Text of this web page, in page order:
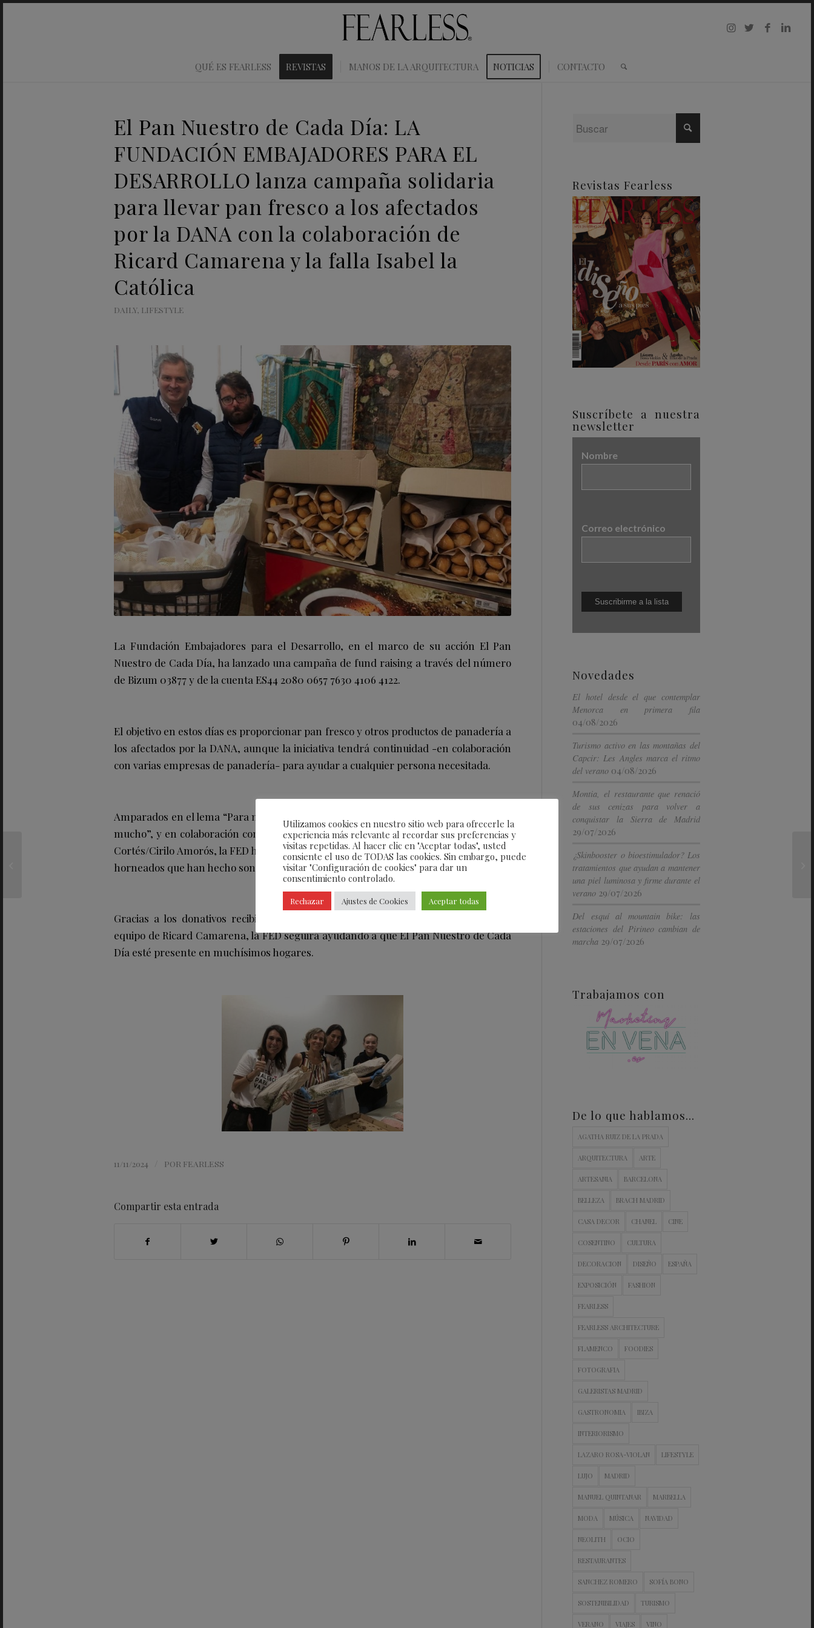
QUÉ ES FEARLESS REVISTAS MANOS DE LA ARQUITECTURA NOTICIAS CONTACTO
El Pan Nuestro de Cada Día: LA
FUNDACIÓN EMBAJADORES PARA EL
DESARROLLO lanza campaña solidaria
para llevar pan fresco a los afectados
por la DANA con la colaboración de
Ricard Camarena y la falla Isabel la
Católica
DAILY, LIFESTYLE
La Fundación Embajadores para el Desarrollo, en el marco de su acción El Pan
Nuestro de Cada Día, ha lanzado una campaña de fund raising a través del número
de Bizum 03877 y de la cuenta ES44 2080 0657 7630 4106 4122.
El objetivo en estos días es proporcionar pan fresco y otros productos de panadería a
los afectados por la DANA, aunque la iniciativa tendrá continuidad -en colaboración
con varias empresas de panadería- para ayudar a cualquier persona necesitada.
Amparados en el lema “Para nosotros 1€ no es nada, para ellos el pan de cada día es
mucho”, y en colaboración con Ricard Camarena y la falla Isabel la Católica/Hernán
Cortés/Cirilo Amorós, la FED ha proporcionado este domingo pan y croissants recién
horneados que han hecho sonreír a quienes los han recibido.
Gracias a los donativos recibidos y a la participación de la comisión fallera y del
equipo de Ricard Camarena, la FED seguirá ayudando a que El Pan Nuestro de Cada
Día esté presente en muchísimos hogares.
11/11/2024 POR FEARLESS
Compartir esta entrada
Revistas Fearless
Suscríbete a nuestra
newsletter
Nombre
Correo electrónico
Novedades
El hotel desde el que contemplar
Menorca en primera fila
04/08/2026
Turismo activo en las montañas del
Capcir: Les Angles marca el ritmo
del verano 04/08/2026
Montia, el restaurante que renació
de sus cenizas para volver a
conquistar la Sierra de Madrid
29/07/2026
¿Skinbooster o bioestimulador? Los
tratamientos que ayudan a mantener
una piel luminosa y firme durante el
verano 29/07/2026
Del esquí al mountain bike: las
estaciones del Pirineo cambian de
marcha 29/07/2026
Trabajamos con
De lo que hablamos…
AGATHA RUIZ DE LA PRADA
ARQUITECTURA ARTE
ARTESANIA BARCELONA
BELLEZA BRACH MADRID
CASA DECOR CHANEL CINE
COSENTINO CULTURA
DECORACION DISEÑO ESPAÑA
EXPOSICIÓN FASHION
FEARLESS
FEARLESS ARCHITECTURE
FLAMENCO FOODIES
FOTOGRAFIA
GALERISTAS MADRID
GASTRONOMIA IBIZA
INTERIORISMO
LAZARO ROSA-VIOLAN LIFESTYLE
LUJO MADRID
MANUEL QUINTANAR MARBELLA
MODA MÚSICA NAVIDAD
NEOLITH OCIO
RESTAURANTES
SANCHEZ ROMERO SOFÍA BONO
SOSTENIBILIDAD TURISMO
VERANO VIAJES VINO
Utilizamos cookies en nuestro sitio web para ofrecerle la
experiencia más relevante al recordar sus preferencias y
visitas repetidas. Al hacer clic en "Aceptar todas", usted
consiente el uso de TODAS las cookies. Sin embargo, puede
visitar "Configuración de cookies" para dar un
consentimiento controlado.
Rechazar Ajustes de Cookies Aceptar todas